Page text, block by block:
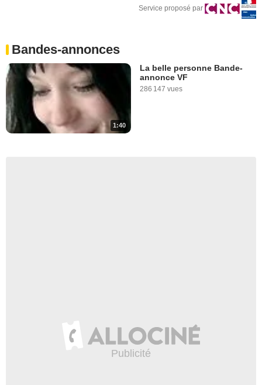
Service proposé par
Bandes-annonces
1:40
La belle personne Bande-
annonce VF
286 147 vues